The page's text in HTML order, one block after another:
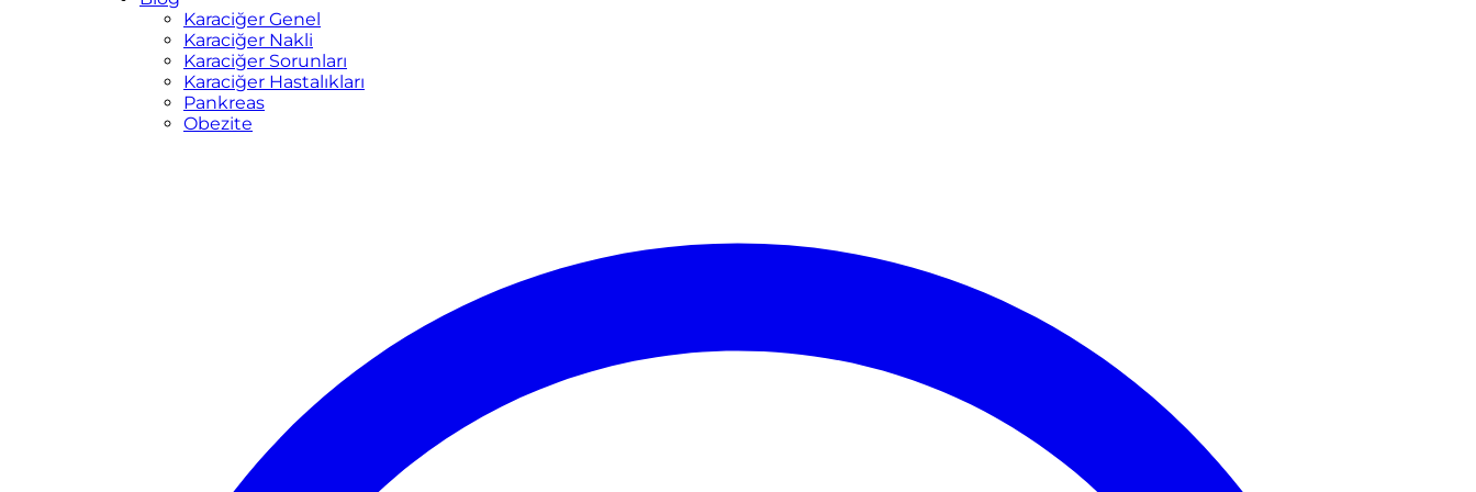
Karaciğer Genel
Karaciğer Nakli
Karaciğer Sorunları
Karaciğer Hastalıkları
Pankreas
Obezite